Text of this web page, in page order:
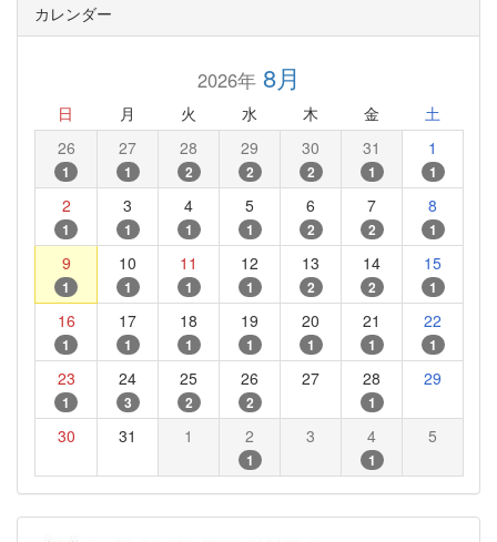
カレンダー
2026年8月
日 月 火 水 木 金 土
26
1
27
1
28
2
29
2
30
2
31
1
1
1
2
1
3
1
4
1
5
1
6
2
7
2
8
1
9
1
10
1
11
1
12
1
13
2
14
2
15
1
16
1
17
1
18
1
19
1
20
1
21
1
22
1
23
1
24
3
25
2
26
2
27 28
1
29
30 31 1 2
1
3 4
1
5